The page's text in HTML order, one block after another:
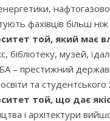
фахівців більш
той, який має
бібліотеку, музей,
– престижний
та студентського
той, що дає
і архітектури